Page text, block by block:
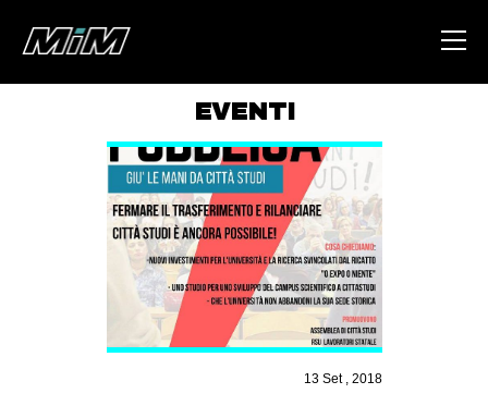
ABOUT
AREA
DEGENERAZIONE
GAZA FREESTYLE
CSOA LAMBRETTA
EVENTI
13 Set , 2018